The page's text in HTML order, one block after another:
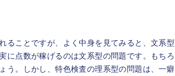
ることですが、よく中身を見てみると、文系型
に点数が稼げるのは文系型の問題です。もちろ
う。しかし、特色検査の理系型の問題は、一癖